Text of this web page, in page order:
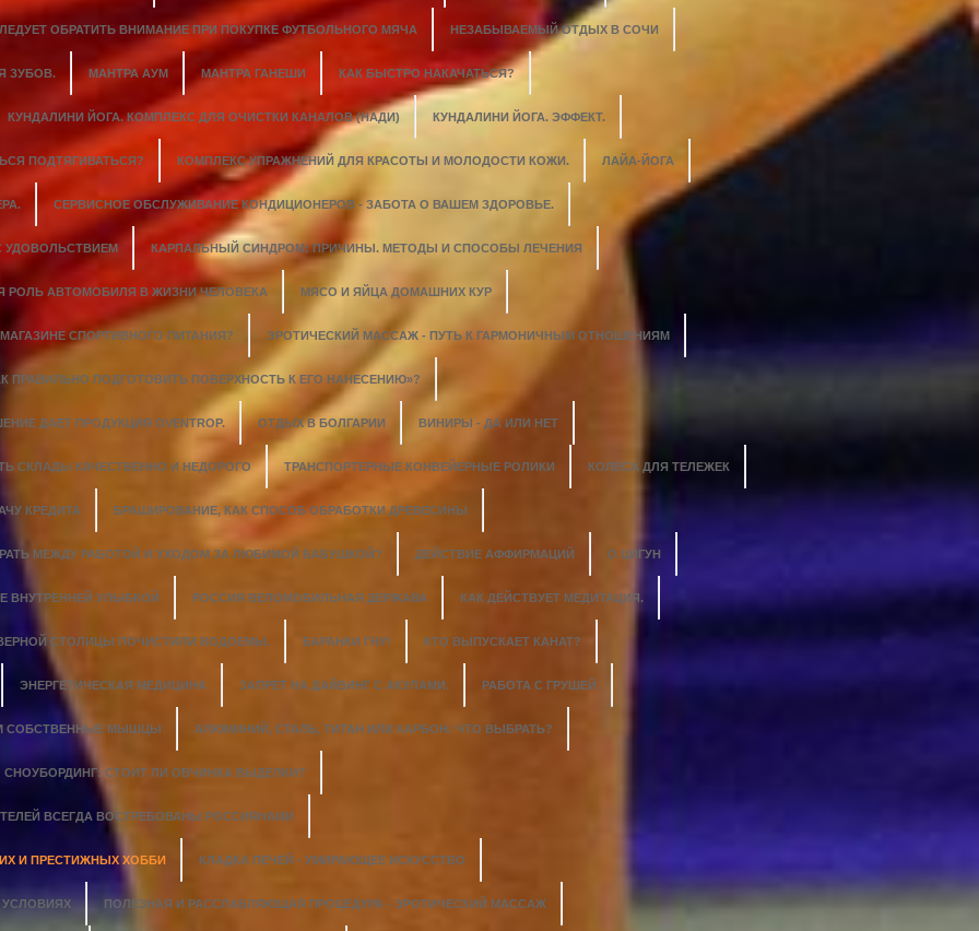
ОБРАТИТЬ ВНИМАНИЕ ПРИ ПОКУПКЕ ФУТБОЛЬНОГО МЯЧА НЕЗАБЫВАЕМЫЙ ОТДЫХ В СОЧИ
ЗУБОВ. МАНТРА АУМ МАНТРА ГАНЕШИ КАК БЫСТРО НАКАЧАТЬСЯ?
КУНДАЛИНИ ЙОГА. КОМПЛЕКС ДЛЯ ОЧИСТКИ КАНАЛОВ (НАДИ) КУНДАЛИНИ ЙОГА. ЭФФЕКТ.
ПОДТЯГИВАТЬСЯ? КОМПЛЕКС УПРАЖНЕНИЙ ДЛЯ КРАСОТЫ И МОЛОДОСТИ КОЖИ. ЛАЙА-ЙОГА
СЕРВИСНОЕ ОБСЛУЖИВАНИЕ КОНДИЦИОНЕРОВ - ЗАБОТА О ВАШЕМ ЗДОРОВЬЕ.
УДОВОЛЬСТВИЕМ КАРПАЛЬНЫЙ СИНДРОМ: ПРИЧИНЫ. МЕТОДЫ И СПОСОБЫ ЛЕЧЕНИЯ
РОЛЬ АВТОМОБИЛЯ В ЖИЗНИ ЧЕЛОВЕКА МЯСО И ЯЙЦА ДОМАШНИХ КУР
СПОРТИВНОГО ПИТАНИЯ? ЭРОТИЧЕСКИЙ МАССАЖ - ПУТЬ К ГАРМОНИЧНЫМ ОТНОШЕНИЯМ
ПРАВИЛЬНО ПОДГОТОВИТЬ ПОВЕРХНОСТЬ К ЕГО НАНЕСЕНИЮ»?
ДАЕТ ПРОДУКЦИЯ OVENTROP. ОТДЫХ В БОЛГАРИИ ВИНИРЫ - ДА ИЛИ НЕТ
СКЛАДЫ КАЧЕСТВЕННО И НЕДОРОГО ТРАНСПОРТЕРНЫЕ КОНВЕЙЕРНЫЕ РОЛИКИ КОЛЕСА ДЛЯ ТЕЛЕЖЕК
КРЕДИТА БРАШИРОВАНИЕ, КАК СПОСОБ ОБРАБОТКИ ДРЕВЕСИНЫ
МЕЖДУ РАБОТОЙ И УХОДОМ ЗА ЛЮБИМОЙ БАБУШКОЙ? ДЕЙСТВИЕ АФФИРМАЦИЙ О ЦИГУН
ВНУТРЕННЕЙ УЛЫБКОЙ РОССИЯ ВЕЛОМОБИЛЬНАЯ ДЕРЖАВА КАК ДЕЙСТВУЕТ МЕДИТАЦИЯ.
СТОЛИЦЫ ПОЧИСТИЛИ ВОДОЕМЫ. БАРАНКИ ГНУ! КТО ВЫПУСКАЕТ КАНАТ?
ЭНЕРГЕТИЧЕСКАЯ МЕДИЦИНА ЗАПРЕТ НА ДАЙВИНГ С АКУЛАМИ. РАБОТА С ГРУШЕЙ
СОБСТВЕННЫЕ МЫШЦЫ АЛЮМИНИЙ, СТАЛЬ, ТИТАН ИЛИ КАРБОН: ЧТО ВЫБРАТЬ?
СНОУБОРДИНГ: СТОИТ ЛИ ОВЧИНКА ВЫДЕЛКИ?
ВСЕГДА ВОСТРЕБОВАНЫ РОССИЯНАМИ
И ПРЕСТИЖНЫХ ХОББИ КЛАДКА ПЕЧЕЙ - УМИРАЮЩЕЕ ИСКУССТВО
ПОЛЕЗНАЯ И РАССЛАБЛЯЮЩАЯ ПРОЦЕДУРА - ЭРОТИЧЕСКИЙ МАССАЖ